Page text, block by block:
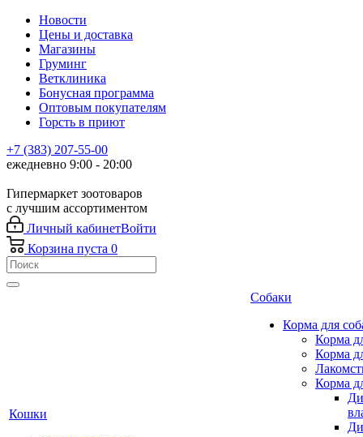
Новости
Цены и доставка
Магазины
Груминг
Ветклиника
Бонусная программа
Оптовым покупателям
Горсть в приют
+7 (383) 207-55-00
ежедневно 9:00 - 20:00
Гипермаркет зоотоваров
с лучшим ассортиментом
Личный кабинетВойти
Корзина пуста 0
Кошки
Собаки
Корма для
Корма
Корма
Корма